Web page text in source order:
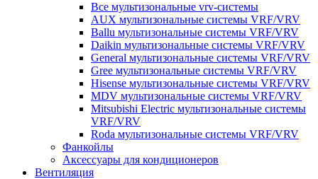
Все мультизональные vrv-системы
AUX мультизональные системы VRF/VRV
Ballu мультизональные системы VRF/VRV
Daikin мультизональные системы VRF/VRV
General мультизональные системы VRF/VRV
Gree мультизональные системы VRF/VRV
Hisense мультизональные системы VRF/VRV
MDV мультизональные системы VRF/VRV
Mitsubishi Electric мультизональные системы
VRF/VRV
Roda мультизональные системы VRF/VRV
Фанкойлы
Аксессуары для кондиционеров
Вентиляция